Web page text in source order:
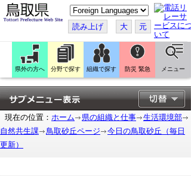
こ
の
ペ
ー
ジ
翻
訳
す
る
読み上げ 大 元
県外の方へ 分野で探す 組織で探す 防災 緊急 メニュー
現在の位置： ホーム 県の組織と仕事
生活環境部
自然共生課
鳥取砂丘ページ
今日の鳥取砂丘（毎日
更新）